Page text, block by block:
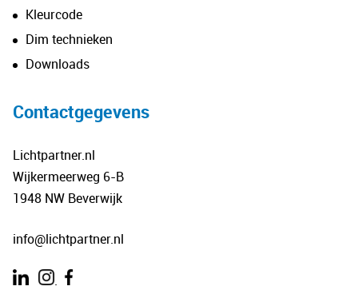
Kleurcode
Dim technieken
Downloads
Contactgegevens
Lichtpartner.nl
Wijkermeerweg 6-B
1948 NW Beverwijk
info@lichtpartner.nl
.